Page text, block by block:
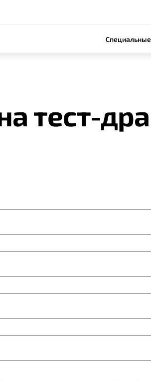
тест-